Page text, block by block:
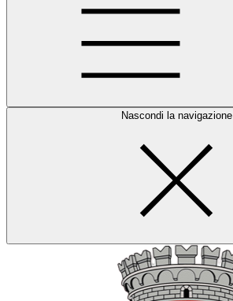
Nascondi la navigazione